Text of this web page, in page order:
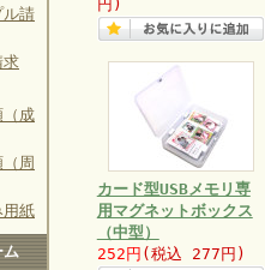
ル請
求
（成
周
用紙
ム
円)
カード型USBメモリ専
用マグネットボックス
（中型）
252円 (税込 277円)